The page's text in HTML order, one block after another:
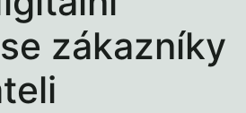
zákazníky